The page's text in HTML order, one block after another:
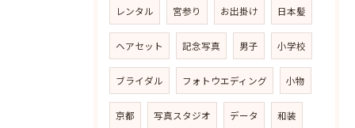
レンタル 宮参り お出掛け 日本髪
ヘアセット 記念写真 男子 小学校
ブライダル フォトウエディング 小物
京都 写真スタジオ データ 和装